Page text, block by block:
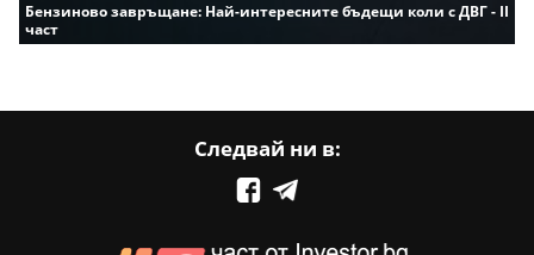
Бензиново завръщане: Най-интересните бъдещи коли с ДВГ - II
част
Следвай ни в: